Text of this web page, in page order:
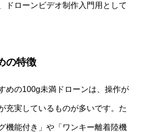
ドローンビデオ制作入門用として
の特徴
めの100g未満ドローンは、操作が
充実しているものが多いです。た
機能付き」や「ワンキー離着陸機